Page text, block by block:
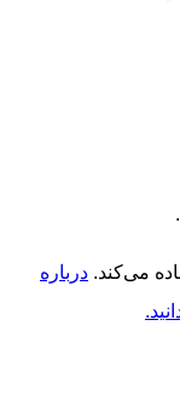
می‌کند. درباره